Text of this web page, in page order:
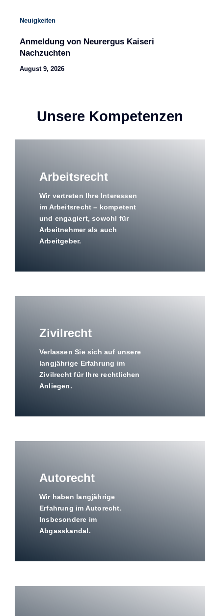
Neuigkeiten
Anmeldung von Neurergus Kaiseri
Nachzuchten
August 9, 2026
Unsere Kompetenzen
Arbeitsrecht
Wir vertreten Ihre Interessen
im Arbeitsrecht – kompetent
und engagiert, sowohl für
Arbeitnehmer als auch
Arbeitgeber.
Zivilrecht
Verlassen Sie sich auf unsere
langjährige Erfahrung im
Zivilrecht für Ihre rechtlichen
Anliegen.
Autorecht
Wir haben langjährige
Erfahrung im Autorecht.
Insbesondere im
Abgasskandal.